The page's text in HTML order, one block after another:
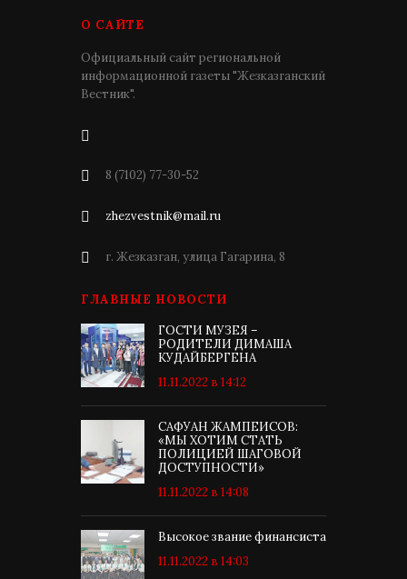
О САЙТЕ
Официальный сайт региональной
информационной газеты "Жезказганский
Вестник".
8 (7102) 77-30-52
zhezvestnik@mail.ru
г. Жезказган, улица Гагарина, 8
ГЛАВНЫЕ НОВОСТИ
ГОСТИ МУЗЕЯ –
РОДИТЕЛИ ДИМАША
КУДАЙБЕРГЕНА
11.11.2022 в 14:12
САФУАН ЖАМПЕИСОВ:
«МЫ ХОТИМ СТАТЬ
ПОЛИЦИЕЙ ШАГОВОЙ
ДОСТУПНОСТИ»
11.11.2022 в 14:08
Высокое звание финансиста
11.11.2022 в 14:03